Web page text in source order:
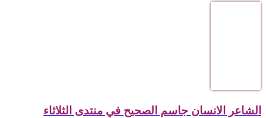
الشاعر الانسان جاسم الصحيح في منتدى الثلاثاء